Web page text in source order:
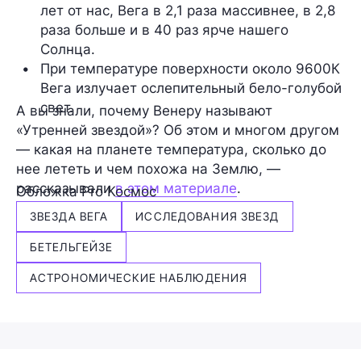
лет от нас, Вега в 2,1 раза массивнее, в 2,8
раза больше и в 40 раз ярче нашего
Солнца.
При температуре поверхности около 9600К
Вега излучает ослепительный бело-голубой
свет.
А вы знали, почему Венеру называют
«Утренней звездой»? Об этом и многом другом
— какая на планете температура, сколько до
нее лететь и чем похожа на Землю, —
рассказывалив этом материале.
Обложка Pro Космос
ЗВЕЗДА ВЕГА ИССЛЕДОВАНИЯ ЗВЕЗД
БЕТЕЛЬГЕЙЗЕ
АСТРОНОМИЧЕСКИЕ НАБЛЮДЕНИЯ